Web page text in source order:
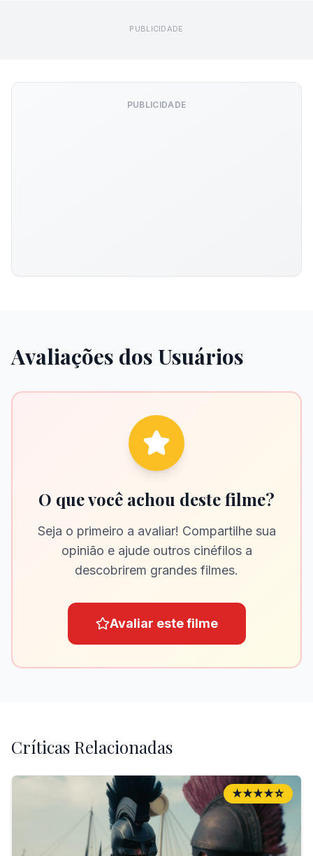
PUBLICIDADE
PUBLICIDADE
Avaliações dos Usuários
O que você achou deste filme?
Seja o primeiro a avaliar! Compartilhe sua
opinião e ajude outros cinéfilos a
descobrirem grandes filmes.
Avaliar este filme
Críticas Relacionadas
★★★★☆